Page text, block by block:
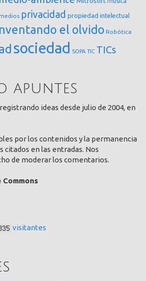
privacidad propiedad intelectual
el olvido Robótica
sociedad SOPA TIC TICs
apuntes
ideas desde julio de 2004, en
por los contenidos y la permanencia
citados en las entradas. Nos
de moderar los comentarios.
Commons
visitantes